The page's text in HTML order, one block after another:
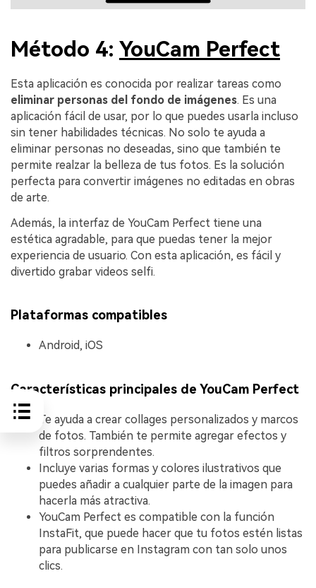
Método 4: YouCam Perfect
Esta aplicación es conocida por realizar tareas como
eliminar personas del fondo de imágenes. Es una
aplicación fácil de usar, por lo que puedes usarla incluso
sin tener habilidades técnicas. No solo te ayuda a
eliminar personas no deseadas, sino que también te
permite realzar la belleza de tus fotos. Es la solución
perfecta para convertir imágenes no editadas en obras
de arte.
Además, la interfaz de YouCam Perfect tiene una
estética agradable, para que puedas tener la mejor
experiencia de usuario. Con esta aplicación, es fácil y
divertido grabar videos selfi.
Plataformas compatibles
Android, iOS
Características principales de YouCam Perfect
Te ayuda a crear collages personalizados y marcos
de fotos. También te permite agregar efectos y
filtros sorprendentes.
Incluye varias formas y colores ilustrativos que
puedes añadir a cualquier parte de la imagen para
hacerla más atractiva.
YouCam Perfect es compatible con la función
InstaFit, que puede hacer que tu fotos estén listas
para publicarse en Instagram con tan solo unos
clics.